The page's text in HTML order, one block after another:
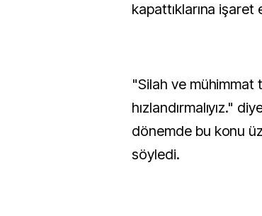
kapattıklarına işaret
"Silah ve mühimmat
hızlandırmalıyız."
dönemde bu konu
söyledi.